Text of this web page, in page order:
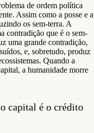
de ordem política
Assim como a posse e a
os sem-terra. A
contradição que é o sem-
uma grande contradição,
e, sobretudo, produz
Quando a
a humanidade morre
capital é o crédito